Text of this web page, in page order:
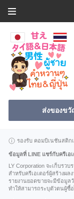
ส่งของข
รองรับ คอมบิเนชันสติก
ข้อมูลที่ LINE แชร์กับครีเอ
LY Corporation จะเก็บรว
สำหรับครีเอเตอร์ผู้สร้างผล
รายงานยอดขายจะมีข้อมูล
ทำให้สามารถระบุตัวตนผู้ซื้